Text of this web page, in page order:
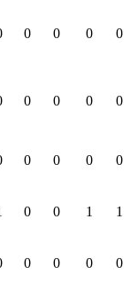
0 0 0 0
0 0 0 0
0 0 0 0
0 0 1 1
0 0 0 0